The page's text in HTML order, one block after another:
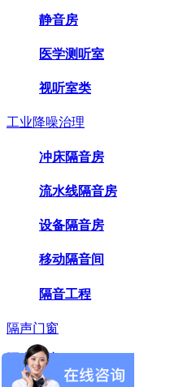
静音房
医学测听室
视听室类
工业降噪治理
冲床隔音房
流水线隔音房
设备隔音房
移动隔音间
隔音工程
隔声门窗
隔声屏障